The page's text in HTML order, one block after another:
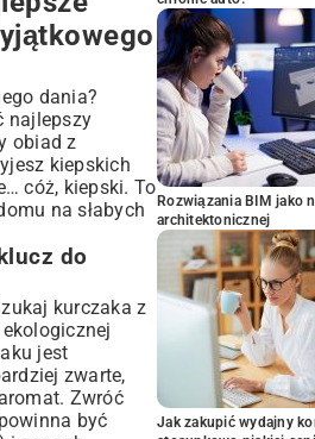
dania?
najlepszy
obiad z
kiepskich
cóż, kiepski. To
na słabych
do
kurczaka z
jest
zwarte,
Zwróć
być
Rozwiązania BIM jako
architektonicznej
Jak zakupić wydajny